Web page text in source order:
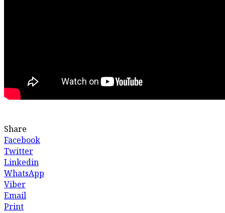
Share
Facebook
Twitter
Linkedin
WhatsApp
Viber
Email
Print